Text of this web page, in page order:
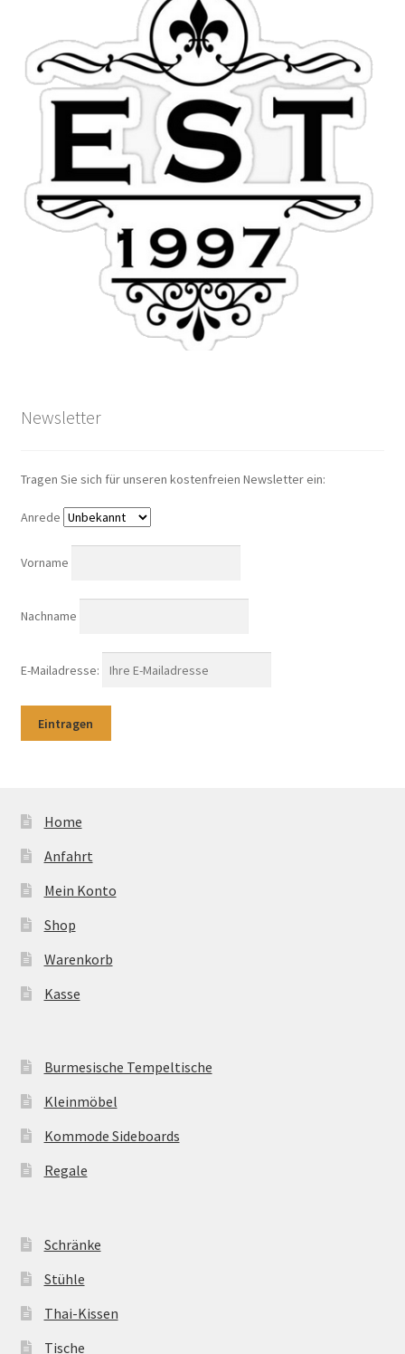
Newsletter
Tragen Sie sich für unseren kostenfreien Newsletter ein:
Anrede
Vorname
Nachname
E-Mailadresse:
Home
Anfahrt
Mein Konto
Shop
Warenkorb
Kasse
Burmesische Tempeltische
Kleinmöbel
Kommode Sideboards
Regale
Schränke
Stühle
Thai-Kissen
Tische